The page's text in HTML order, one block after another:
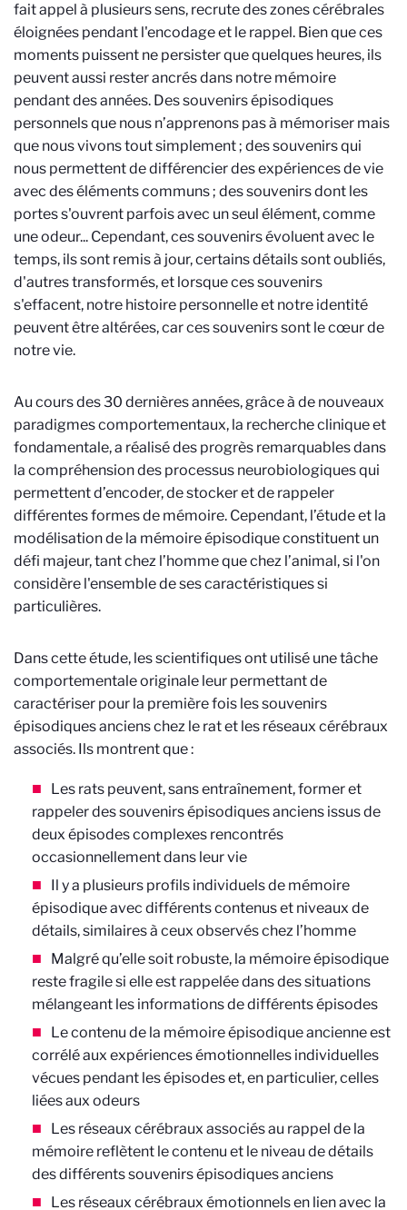
fait appel à plusieurs sens, recrute des zones cérébrales
éloignées pendant l'encodage et le rappel. Bien que ces
moments puissent ne persister que quelques heures, ils
peuvent aussi rester ancrés dans notre mémoire
pendant des années. Des souvenirs épisodiques
personnels que nous n’apprenons pas à mémoriser mais
que nous vivons tout simplement ; des souvenirs qui
nous permettent de différencier des expériences de vie
avec des éléments communs ; des souvenirs dont les
portes s'ouvrent parfois avec un seul élément, comme
une odeur... Cependant, ces souvenirs évoluent avec le
temps, ils sont remis à jour, certains détails sont oubliés,
d'autres transformés, et lorsque ces souvenirs
s'effacent, notre histoire personnelle et notre identité
peuvent être altérées, car ces souvenirs sont le cœur de
notre vie.
Au cours des 30 dernières années, grâce à de nouveaux
paradigmes comportementaux, la recherche clinique et
fondamentale, a réalisé des progrès remarquables dans
la compréhension des processus neurobiologiques qui
permettent d’encoder, de stocker et de rappeler
différentes formes de mémoire. Cependant, l’étude et la
modélisation de la mémoire épisodique constituent un
défi majeur, tant chez l’homme que chez l’animal, si l'on
considère l'ensemble de ses caractéristiques si
particulières.
Dans cette étude, les scientifiques ont utilisé une tâche
comportementale originale leur permettant de
caractériser pour la première fois les souvenirs
épisodiques anciens chez le rat et les réseaux cérébraux
associés. Ils montrent que :
Les rats peuvent, sans entraînement, former et
rappeler des souvenirs épisodiques anciens issus de
deux épisodes complexes rencontrés
occasionnellement dans leur vie
Il y a plusieurs profils individuels de mémoire
épisodique avec différents contenus et niveaux de
détails, similaires à ceux observés chez l’homme
Malgré qu’elle soit robuste, la mémoire épisodique
reste fragile si elle est rappelée dans des situations
mélangeant les informations de différents épisodes
Le contenu de la mémoire épisodique ancienne est
corrélé aux expériences émotionnelles individuelles
vécues pendant les épisodes et, en particulier, celles
liées aux odeurs
Les réseaux cérébraux associés au rappel de la
mémoire reflètent le contenu et le niveau de détails
des différents souvenirs épisodiques anciens
Les réseaux cérébraux émotionnels en lien avec la